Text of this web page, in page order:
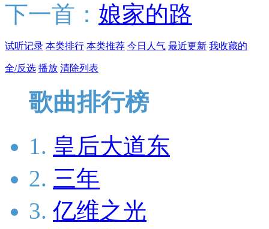
下一首： 娘家的路
试听记录 本类排行 本类推荐 今日人气 最近更新 我收藏的
全/反选 播放 清除列表
歌曲排行榜
1. 皇后大道东
2. 三年
3. 亿维之光